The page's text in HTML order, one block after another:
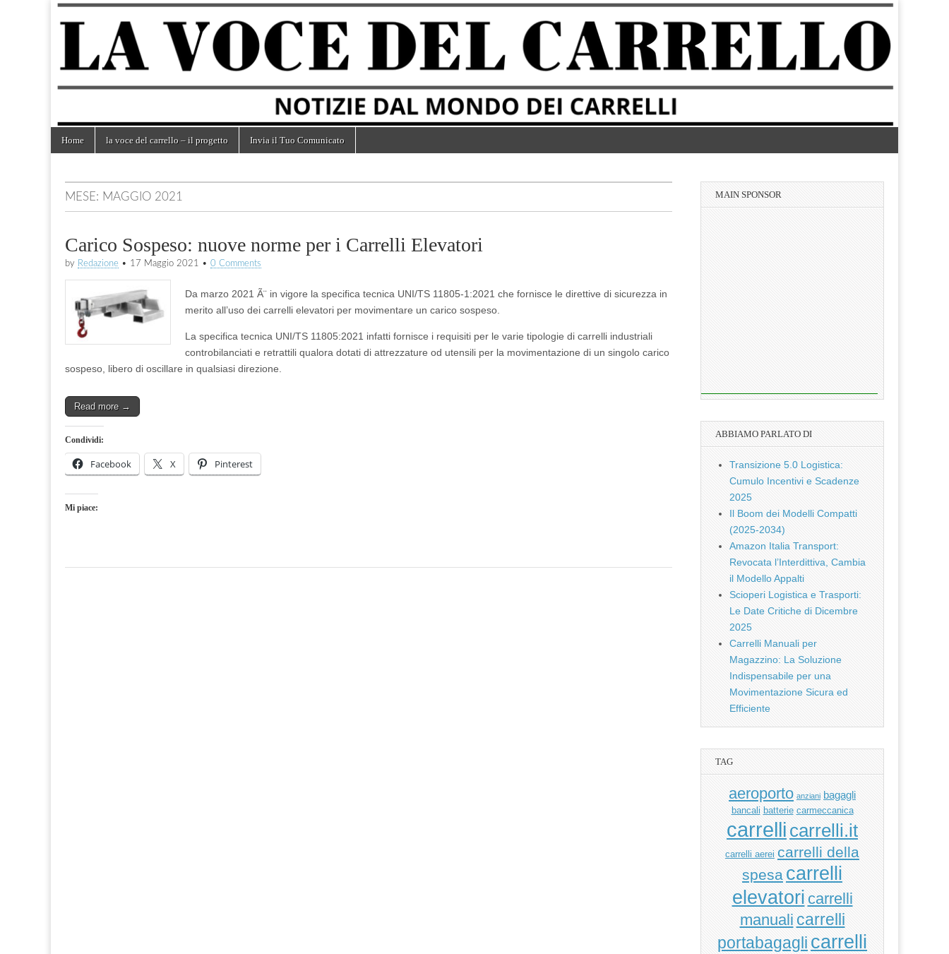
la voce
del
notizie
carrelli
Main
menu
Home la voce del carrello – il progetto Invia il Tuo Comunicato
MESE: MAGGIO 2021
Carico Sospeso: nuove norme per i Carrelli Elevatori
by Redazione • 17 Maggio 2021 • 0 Comments
Da marzo 2021 Ã¨ in vigore la specifica tecnica UNI/TS 11805-1:2021 che fornisce le direttive di sicurezza in
merito all’uso dei carrelli elevatori per movimentare un carico sospeso.
La specifica tecnica UNI/TS 11805:2021 infatti fornisce i requisiti per le varie tipologie di carrelli industriali
controbilanciati e retrattili qualora dotati di attrezzature od utensili per la movimentazione di un singolo carico
sospeso, libero di oscillare in qualsiasi direzione.
Read more →
Condividi:
Facebook X Pinterest
Mi piace:
MAIN SPONSOR
ABBIAMO PARLATO DI
Transizione 5.0 Logistica:
Cumulo Incentivi e Scadenze
2025
Il Boom dei Modelli Compatti
(2025-2034)
Amazon Italia Transport:
Revocata l’Interdittiva, Cambia
il Modello Appalti
Scioperi Logistica e Trasporti:
Le Date Critiche di Dicembre
2025
Carrelli Manuali per
Magazzino: La Soluzione
Indispensabile per una
Movimentazione Sicura ed
Efficiente
TAG
aeroporto anziani bagagli
bancali batterie carmeccanica
carrelli carrelli.it
carrelli aerei carrelli della
spesa carrelli
elevatori carrelli
manuali carrelli
portabagagli carrelli